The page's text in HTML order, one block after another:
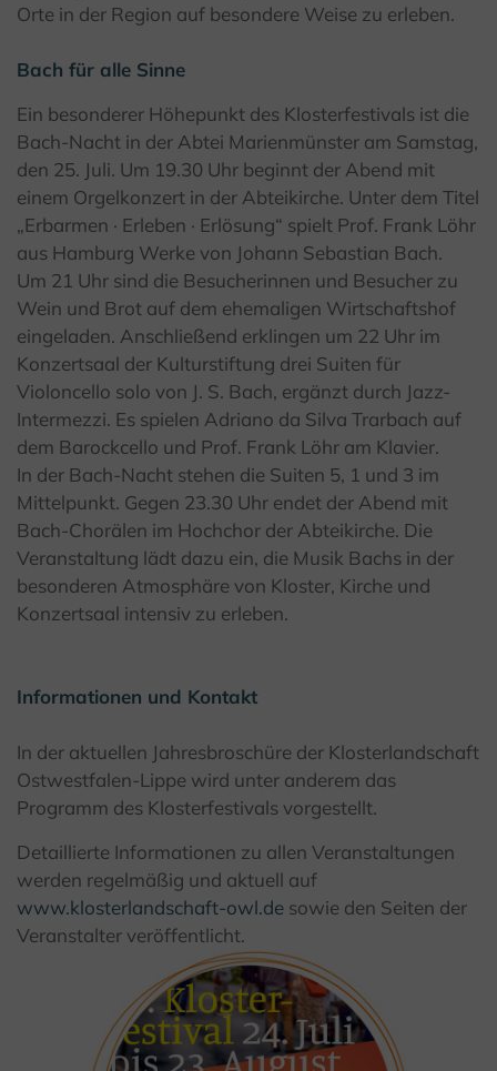
Orte in der Region auf besondere Weise zu erleben.
Bach für alle Sinne
Ein besonderer Höhepunkt des Klosterfestivals ist die
Bach-Nacht in der Abtei Marienmünster am Samstag,
den 25. Juli. Um 19.30 Uhr beginnt der Abend mit
einem Orgelkonzert in der Abteikirche. Unter dem Titel
„Erbarmen · Erleben · Erlösung“ spielt Prof. Frank Löhr
aus Hamburg Werke von Johann Sebastian Bach.
Um 21 Uhr sind die Besucherinnen und Besucher zu
Wein und Brot auf dem ehemaligen Wirtschaftshof
eingeladen. Anschließend erklingen um 22 Uhr im
Konzertsaal der Kulturstiftung drei Suiten für
Violoncello solo von J. S. Bach, ergänzt durch Jazz-
Intermezzi. Es spielen Adriano da Silva Trarbach auf
dem Barockcello und Prof. Frank Löhr am Klavier.
In der Bach-Nacht stehen die Suiten 5, 1 und 3 im
Mittelpunkt. Gegen 23.30 Uhr endet der Abend mit
Bach-Chorälen im Hochchor der Abteikirche. Die
Veranstaltung lädt dazu ein, die Musik Bachs in der
besonderen Atmosphäre von Kloster, Kirche und
Konzertsaal intensiv zu erleben.
Informationen und Kontakt
In der aktuellen Jahresbroschüre der Klosterlandschaft
Ostwestfalen-Lippe wird unter anderem das
Programm des Klosterfestivals vorgestellt.
Detaillierte Informationen zu allen Veranstaltungen
werden regelmäßig und aktuell auf
www.klosterlandschaft-owl.de sowie den Seiten der
Veranstalter veröffentlicht.